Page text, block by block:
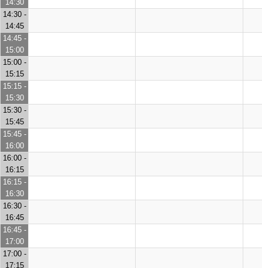
14:30
14:30 -
14:45
14:45 -
15:00
15:00 -
15:15
15:15 -
15:30
15:30 -
15:45
15:45 -
16:00
16:00 -
16:15
16:15 -
16:30
16:30 -
16:45
16:45 -
17:00
17:00 -
17:15